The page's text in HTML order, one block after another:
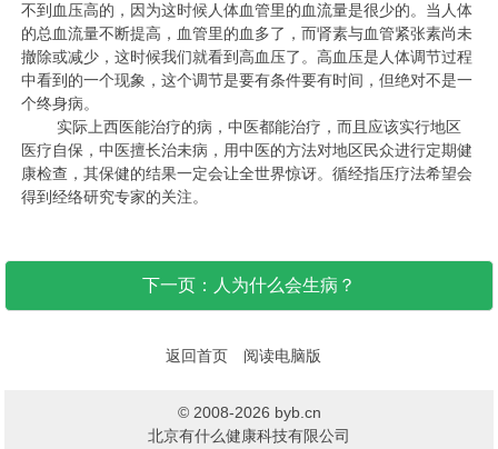
不到血压高的，因为这时候人体血管里的血流量是很少的。当人体
的总血流量不断提高，血管里的血多了，而肾素与血管紧张素尚未
撤除或减少，这时候我们就看到高血压了。高血压是人体调节过程
中看到的一个现象，这个调节是要有条件要有时间，但绝对不是一
个终身病。
实际上西医能治疗的病，中医都能治疗，而且应该实行地区
医疗自保，中医擅长治未病，用中医的方法对地区民众进行定期健
康检查，其保健的结果一定会让全世界惊讶。循经指压疗法希望会
得到经络研究专家的关注。
下一页：人为什么会生病？
返回首页 阅读电脑版
© 2008-2026 byb.cn
北京有什么健康科技有限公司